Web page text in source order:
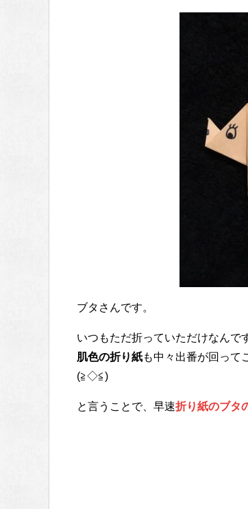
ブタさんです。
いつもただ折っていただけなんで
肌色の折り紙も中々出番が回っ
(≧◇≦)
と言うことで、早速折り紙のブタ